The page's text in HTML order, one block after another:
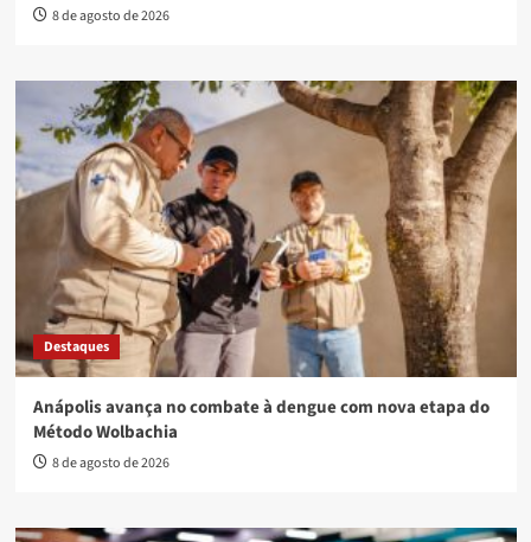
8 de agosto de 2026
Destaques
Anápolis avança no combate à dengue com nova etapa do
Método Wolbachia
8 de agosto de 2026